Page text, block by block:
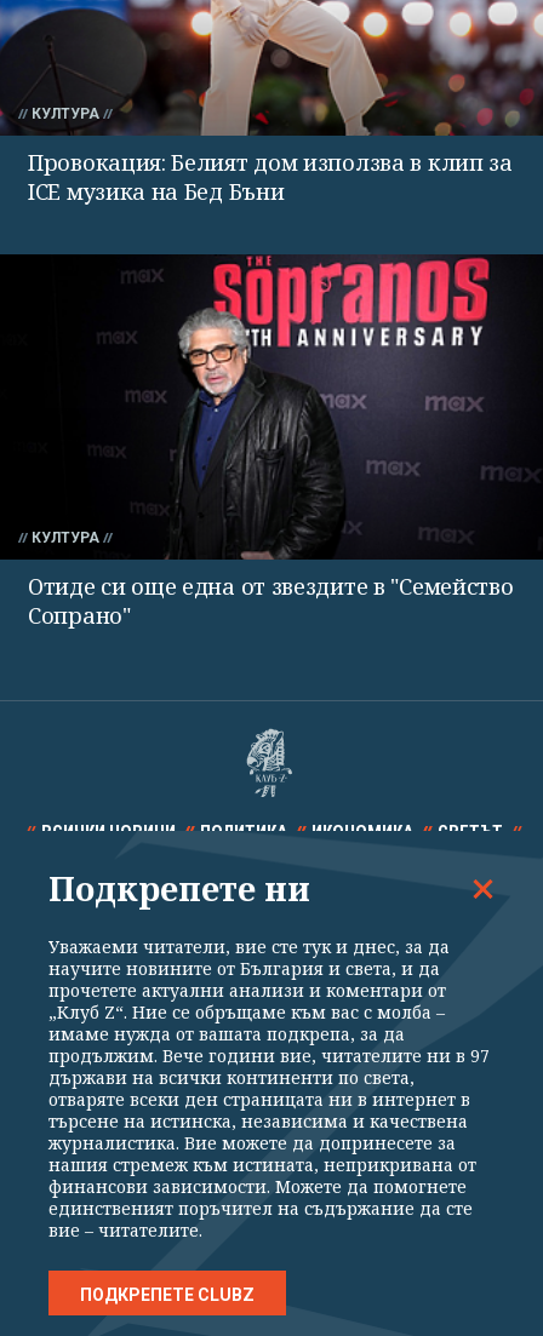
КУЛТУРА
Провокация: Белият дом използва в клип за
ICE музика на Бед Бъни
КУЛТУРА
Отиде си още една от звездите в "Семейство
Сопрано"
ВСИЧКИ НОВИНИ ПОЛИТИКА ИКОНОМИКА СВЕТЪТ
СПОРТ КУЛТУРА ТЕХНОЛОГИИ КАЛЕЙДОСКОП
Общи условия
Политика за поверителност
Реклама
Партньори Контакти
За Клуб Z
Екип
Подкрепете ни
Издател на www.clubz.bg е „Клуб Зебра Медия“ ЕООД, София, ул. "Алеко
Константинов" 3. Всички права запазени 2026 „Клуб Зебра Медия“
Препечатването на материали, снимки и видео от www.clubz.bg без
разрешение ще бъде преследвано по съдебен път, съгласно
ОБЩИТЕ УСЛОВИЯ
Подкрепете ни
Уважаеми читатели, вие сте тук и днес, за да
научите новините от България и света, и да
прочетете актуални анализи и коментари от
„Клуб Z“. Ние се обръщаме към вас с молба –
имаме нужда от вашата подкрепа, за да
продължим. Вече години вие, читателите ни в 97
държави на всички континенти по света,
отваряте всеки ден страницата ни в интернет в
търсене на истинска, независима и качествена
журналистика. Вие можете да допринесете за
нашия стремеж към истината, неприкривана от
финансови зависимости. Можете да помогнете
единственият поръчител на съдържание да сте
вие – читателите.
ПОДКРЕПЕТЕ CLUBZ